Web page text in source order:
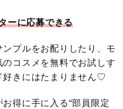
ーに応募できる
プルをお配りしたり、モ
コスメを無料でお試しす
好きにはたまりません♡
得に手に入る“部員限定